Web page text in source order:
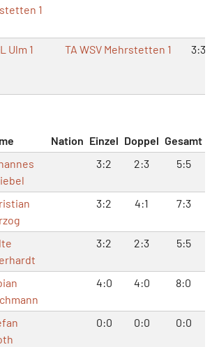
1
Ulm 1 TA WSV Mehrstetten 1 3:3
Nation Einzel Doppel Gesamt
3:2 2:3 5:5
3:2 4:1 7:3
3:2 2:3 5:5
4:0 4:0 8:0
0:0 0:0 0:0